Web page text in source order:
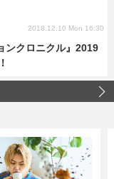
ンクロニクル』2019
2018.12.10 Mon 16:30